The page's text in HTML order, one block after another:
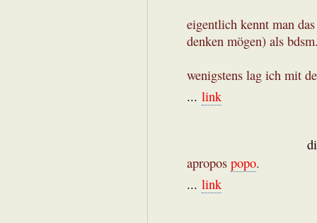
eigentlich kennt man
denken mögen) als
wenigstens lag ich mit
... link
apropos popo.
... link